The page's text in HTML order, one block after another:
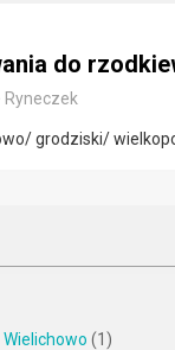
do
Ryneczek
grodziski/
Wielichowo (1)